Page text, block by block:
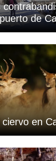
de
en